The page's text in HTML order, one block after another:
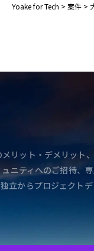
Yoake for Tech > 案件 >
リット・デメリット
ニティへのご招待、
立からプロジェクト